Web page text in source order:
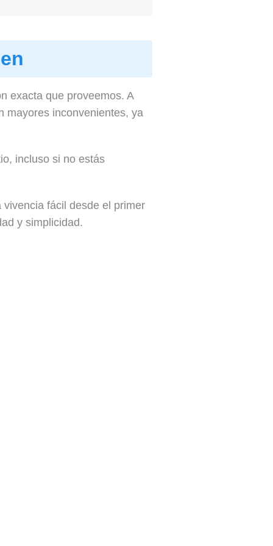
exacta que proveemos. A
mayores inconvenientes, ya
incluso si no estás
fácil desde el primer
y simplicidad.